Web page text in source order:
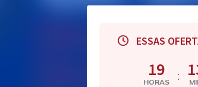
ESSAS
19
HORAS :